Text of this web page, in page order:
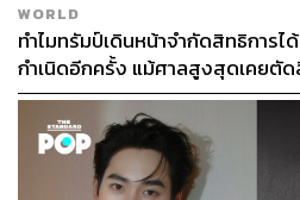
WORLD
ทำไมทรัมป์เดินหน้าจำกัดสิทธิการ
กำเนิดอีกครั้ง แม้ศาลสูงสุดเคยตั